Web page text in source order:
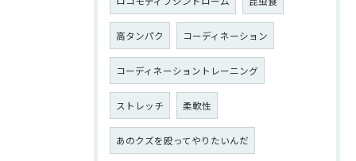
高タンパク コーディネーション
コーディネーショントレーニング
ストレッチ 柔軟性
あのクズを殴ってやりたいんだ